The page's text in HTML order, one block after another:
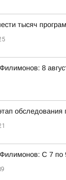
тысяч
Филимонов: 8
обследования
Филимонов: С 7 по